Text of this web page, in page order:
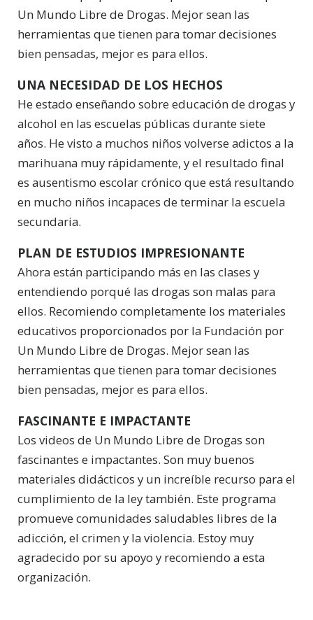
Un Mundo Libre de Drogas. Mejor sean las
herramientas que tienen para tomar decisiones
bien pensadas, mejor es para ellos.
UNA NECESIDAD DE LOS HECHOS
He estado enseñando sobre educación de drogas y
alcohol en las escuelas públicas durante siete
años. He visto a muchos niños volverse adictos a la
marihuana muy rápidamente, y el resultado final
es ausentismo escolar crónico que está resultando
en mucho niños incapaces de terminar la escuela
secundaria.
PLAN DE ESTUDIOS IMPRESIONANTE
Ahora están participando más en las clases y
entendiendo porqué las drogas son malas para
ellos. Recomiendo completamente los materiales
educativos proporcionados por la Fundación por
Un Mundo Libre de Drogas. Mejor sean las
herramientas que tienen para tomar decisiones
bien pensadas, mejor es para ellos.
FASCINANTE E IMPACTANTE
Los videos de Un Mundo Libre de Drogas son
fascinantes e impactantes. Son muy buenos
materiales didácticos y un increíble recurso para el
cumplimiento de la ley también. Este programa
promueve comunidades saludables libres de la
adicción, el crimen y la violencia. Estoy muy
agradecido por su apoyo y recomiendo a esta
organización.